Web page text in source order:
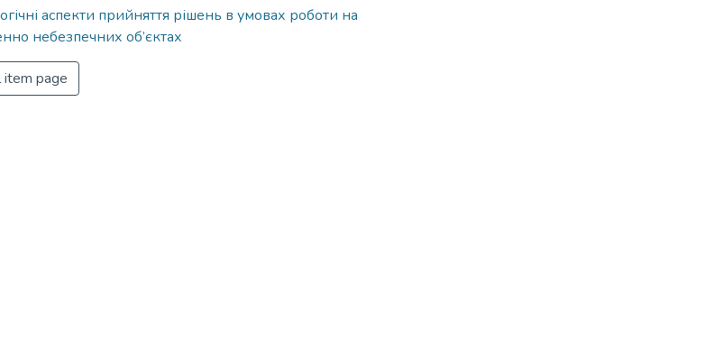
аспекти прийняття рішень в умовах роботи на
небезпечних об’єктах
item page